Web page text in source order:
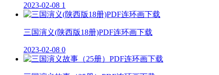
2023-02-08 1
三国演义(陕西版18册)PDF连环画下载
2023-02-08 0